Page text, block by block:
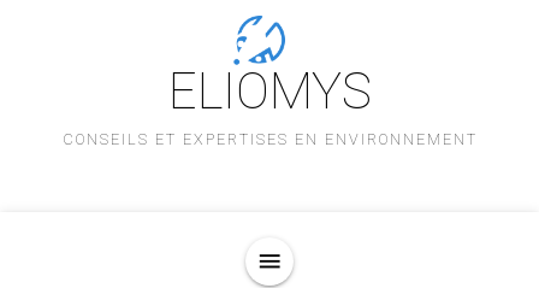
ELIOMYS
CONSEILS ET EXPERTISES EN ENVIRONNEMENT
menu